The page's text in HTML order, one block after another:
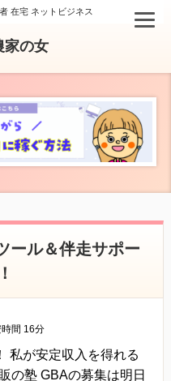
在宅 ネットビジネス
家の女
ール＆伴走サポー
間 16分
が安定収入を得れる
の塾 GBAの募集は明日